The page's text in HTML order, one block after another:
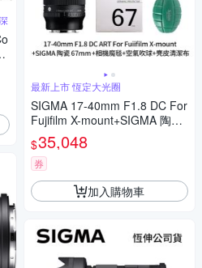
最新上市 恆定大光圈
SIGMA 17-40mm F1.8 DC For
Fujifilm X-mount+SIGMA 陶瓷
67mm保護鏡+相機魔毯+BW-1
30吹球+3030麂皮清潔布 (公司
貨)
$35,048
券
加入購物車